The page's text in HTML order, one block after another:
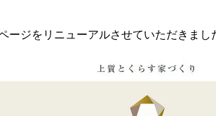
ージをリニューアルさせていただきまし